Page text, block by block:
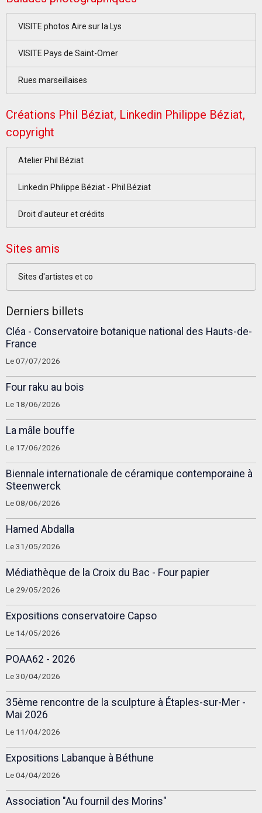
VISITE photos Aire sur la Lys
VISITE Pays de Saint-Omer
Rues marseillaises
Créations Phil Béziat, Linkedin Philippe Béziat,
copyright
Atelier Phil Béziat
Linkedin Philippe Béziat - Phil Béziat
Droit d'auteur et crédits
Sites amis
Sites d'artistes et co
Derniers billets
Cléa - Conservatoire botanique national des Hauts-de-
France
Le 07/07/2026
Four raku au bois
Le 18/06/2026
La mâle bouffe
Le 17/06/2026
Biennale internationale de céramique contemporaine à
Steenwerck
Le 08/06/2026
Hamed Abdalla
Le 31/05/2026
Médiathèque de la Croix du Bac - Four papier
Le 29/05/2026
Expositions conservatoire Capso
Le 14/05/2026
POAA62 - 2026
Le 30/04/2026
35ème rencontre de la sculpture à Étaples-sur-Mer -
Mai 2026
Le 11/04/2026
Expositions Labanque à Béthune
Le 04/04/2026
Association "Au fournil des Morins"